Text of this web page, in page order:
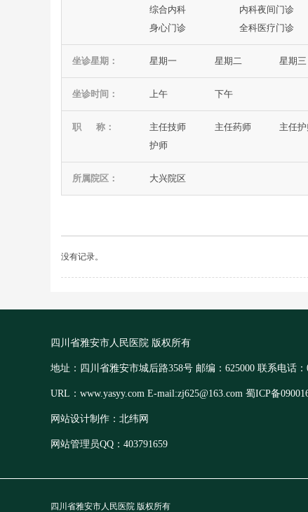
综合内科
内科夜间门诊
身心门诊
全科医疗门诊
坐诊星期： 星期一 星期二 星期三
坐诊时间： 上午 下午
职 称： 主任技师 主任药师 主任
护师
所属院区： 大兴院区
没有记录。
四川省雅安市人民医院 版权所有
地址：四川省雅安市城后路358号 邮编：625000 联系电话：
URL：www.yasyy.com E-mail:zj625@163.com 蜀ICP备
网站设计制作：北纬网
网站管理员QQ：403791659
四川省雅安市人民医院 版权所有